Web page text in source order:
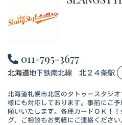
011-795-3677
北海道地下鉄南北線 北２４条駅
北海道札幌市北区のタトゥースタジ
様にも対応しております。事前にご
願いいたします。各種カードＯＫ！
グ、ご相談もお気軽にご連絡ください